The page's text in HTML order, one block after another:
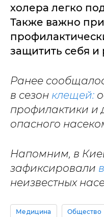
холера легко
Также важно
защитить себя и
Ранее
в сезон клещей:
профилактики и
опасного
Напомним, в
зафиксировали
неизвестных
Медицина Общество